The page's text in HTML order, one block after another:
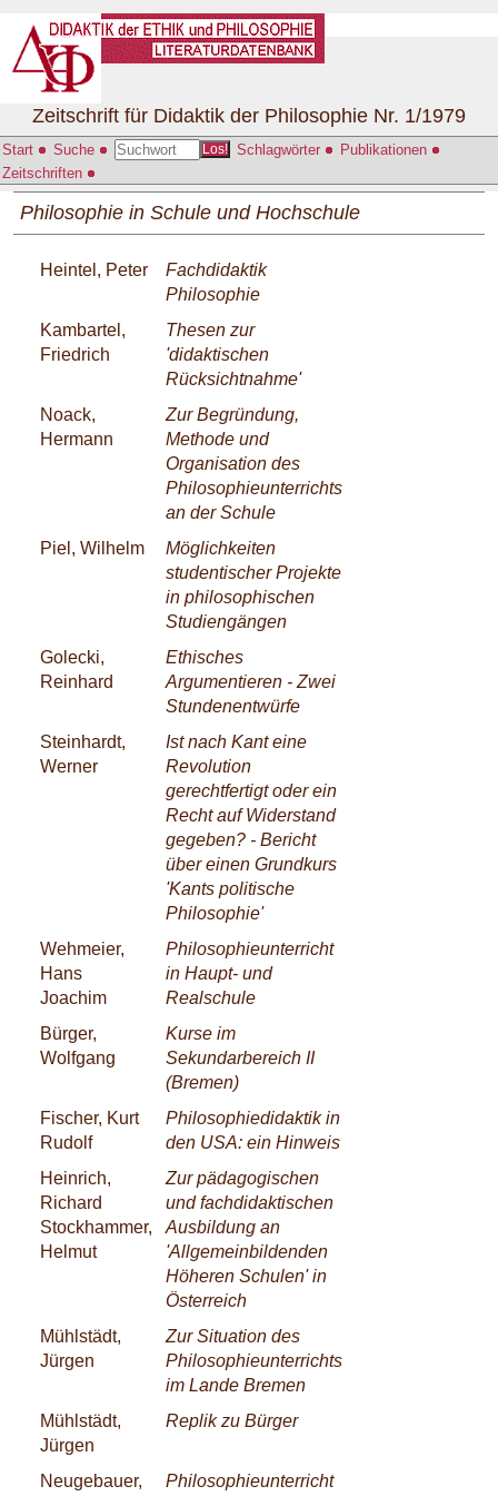
Start Suche Los! Schlagwörter
Publikationen
Zeitschriften
Zeitschrift für Didaktik der Philosophie Nr. 1/1979
Philosophie in Schule und Hochschule
Heintel, Peter
Fachdidaktik
Philosophie
Kambartel,
Friedrich
Thesen zur
'didaktischen
Rücksichtnahme'
Noack,
Hermann
Zur Begründung,
Methode und
Organisation des
Philosophieunterrichts
an der Schule
Piel, Wilhelm
Möglichkeiten
studentischer Projekte
in philosophischen
Studiengängen
Golecki,
Reinhard
Ethisches
Argumentieren - Zwei
Stundenentwürfe
Steinhardt,
Werner
Ist nach Kant eine
Revolution
gerechtfertigt oder ein
Recht auf Widerstand
gegeben? - Bericht
über einen Grundkurs
'Kants politische
Philosophie'
Wehmeier,
Hans
Joachim
Philosophieunterricht
in Haupt- und
Realschule
Bürger,
Wolfgang
Kurse im
Sekundarbereich II
(Bremen)
Fischer, Kurt
Rudolf
Philosophiedidaktik in
den USA: ein Hinweis
Heinrich,
Richard
Stockhammer,
Helmut
Zur pädagogischen
und fachdidaktischen
Ausbildung an
'Allgemeinbildenden
Höheren Schulen' in
Österreich
Mühlstädt,
Jürgen
Zur Situation des
Philosophieunterrichts
im Lande Bremen
Mühlstädt,
Jürgen
Replik zu Bürger
Neugebauer,
Philosophieunterricht